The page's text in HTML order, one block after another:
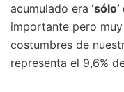
acumulado era
importante pero
costumbres de
representa el 9,6%